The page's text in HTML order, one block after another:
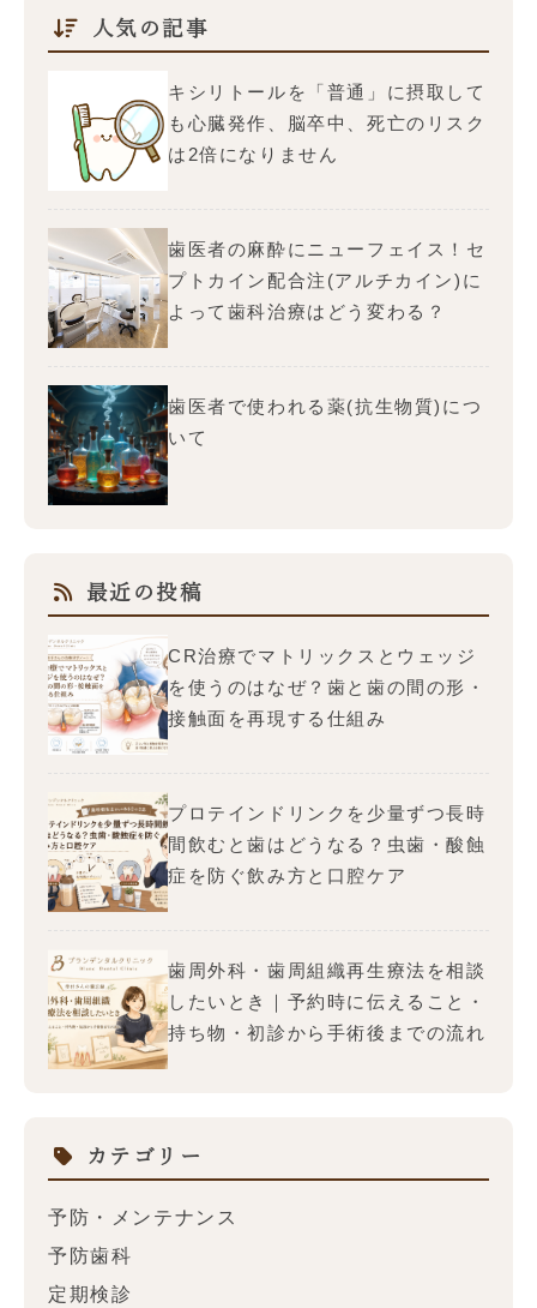
人気の記事
キシリトールを「普通」に摂取して
も心臓発作、脳卒中、死亡のリスク
は2倍になりません
歯医者の麻酔にニューフェイス！セ
プトカイン配合注(アルチカイン)に
よって歯科治療はどう変わる？
歯医者で使われる薬(抗生物質)につ
いて
最近の投稿
CR治療でマトリックスとウェッジ
を使うのはなぜ？歯と歯の間の形・
接触面を再現する仕組み
プロテインドリンクを少量ずつ長時
間飲むと歯はどうなる？虫歯・酸蝕
症を防ぐ飲み方と口腔ケア
歯周外科・歯周組織再生療法を相談
したいとき｜予約時に伝えること・
持ち物・初診から手術後までの流れ
カテゴリー
予防・メンテナンス
予防歯科
定期検診